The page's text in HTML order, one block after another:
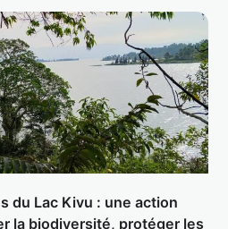
du Lac Kivu : une action
la biodiversité, protéger les